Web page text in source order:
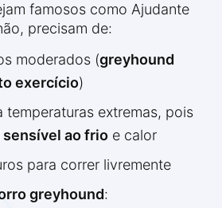
famosos como Ajudante
precisam de:
moderados (greyhound
exercício)
temperaturas extremas, pois
ao frio e calor
para correr livremente
greyhound: